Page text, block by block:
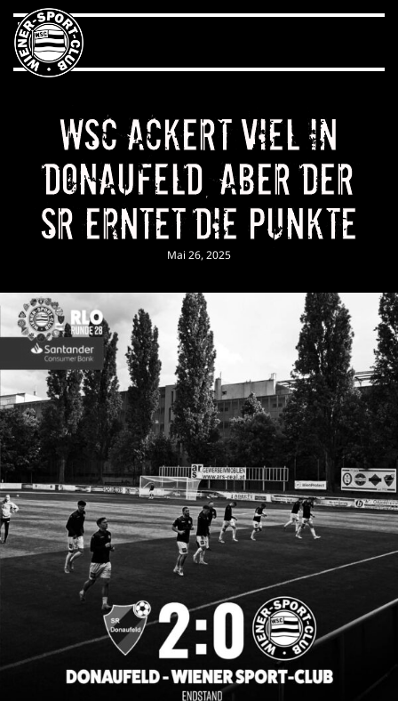
WSC ackert viel in
Donaufeld, aber der
SR erntet die Punkte
Mai 26, 2025